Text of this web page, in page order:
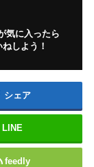
気に入ったら
ねしよう！
シェア
LINE
feedly